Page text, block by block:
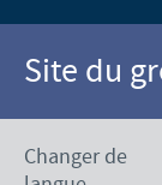
Site du
Changer de